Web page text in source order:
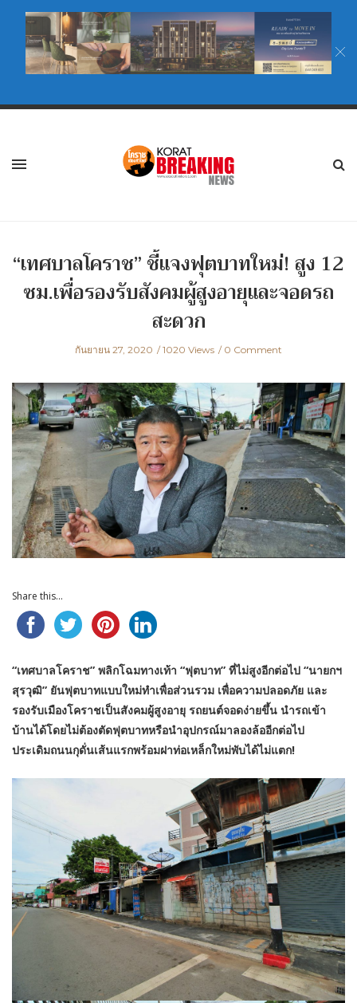
“เทศบาลโคราช” ชี้แจงฟุตบาทใหม่! สูง 12
ซม.เพื่อรองรับสังคมผู้สูงอายุและจอดรถ
สะดวก
กันยายน 27, 2020 1020 Views 0 Comment
Share this...
“เทศบาลโคราช” พลิกโฉมทางเท้า “ฟุตบาท” ที่ไม่สูงอีกต่อไป “นายกฯ
สุรวุฒิ” ยันฟุตบาทแบบใหม่ทำเพื่อส่วนรวม เพื่อความปลอดภัย และ
รองรับเมืองโคราชเป็นสังคมผู้สูงอายุ รถยนต์จอดง่ายขึ้น นำรถเข้า
บ้านได้โดยไม่ต้องตัดฟุตบาทหรือนำอุปกรณ์มาลองล้ออีกต่อไป
ประเดิมถนนกุดั่นเส้นแรกพร้อมฝาท่อเหล็กใหม่พับได้ไม่แตก!